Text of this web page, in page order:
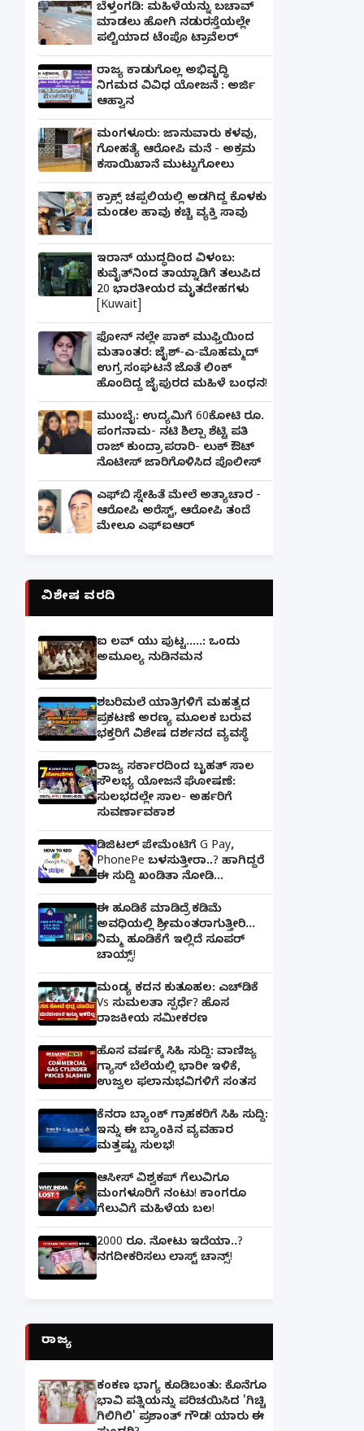
ಬೆಳ್ತಂಗಡಿ: ಮಹಿಳೆಯನ್ನು ಬಚಾವ್
ಮಾಡಲು ಹೋಗಿ ನಡುರಸ್ತೆಯಲ್ಲೇ
ಪಲ್ಟಿಯಾದ ಟೆಂಪೊ ಟ್ರಾವೆಲರ್
ರಾಜ್ಯ ಕಾಡುಗೊಲ್ಲ ಅಭಿವೃದ್ಧಿ
ನಿಗಮದ ವಿವಿಧ ಯೋಜನೆ : ಅರ್ಜಿ
ಆಹ್ವಾನ
ಮಂಗಳೂರು: ಜಾನುವಾರು ಕಳವು,
ಗೋಹತ್ಯೆ ಆರೋಪಿ ಮನೆ - ಅಕ್ರಮ
ಕಸಾಯಿಖಾನೆ ಮುಟ್ಟುಗೋಲು
ಕ್ರಾಕ್ಸ್ ಚಪ್ಪಲಿಯಲ್ಲಿ ಅಡಗಿದ್ದ ಕೊಳಕು
ಮಂಡಲ ಹಾವು ಕಚ್ಚಿ ವ್ಯಕ್ತಿ ಸಾವು
ಇರಾನ್ ಯುದ್ಧದಿಂದ ವಿಳಂಬ:
ಕುವೈತ್‌ನಿಂದ ತಾಯ್ನಾಡಿಗೆ ತಲುಪಿದ
20 ಭಾರತೀಯರ ಮೃತದೇಹಗಳು
[Kuwait]
ಫೋನ್ ನಲ್ಲೇ ಪಾಕ್ ಮುಫ್ತಿಯಿಂದ
ಮತಾಂತರ: ಜೈಶ್-ಎ-ಮೊಹಮ್ಮದ್
ಉಗ್ರ ಸಂಘಟನೆ ಜೊತೆ ಲಿಂಕ್
ಹೊಂದಿದ್ದ ಜೈಪುರದ ಮಹಿಳೆ ಬಂಧನ!
ಮುಂಬೈ: ಉದ್ಯಮಿಗೆ 60ಕೋಟಿ ರೂ.
ಪಂಗನಾಮ- ನಟಿ ಶಿಲ್ಪಾ ಶೆಟ್ಟಿ ಪತಿ
ರಾಜ್ ಕುಂದ್ರಾ ಪರಾರಿ- ಲುಕ್ ಔಟ್
ನೊಟೀಸ್ ಜಾರಿಗೊಳಿಸಿದ ಪೊಲೀಸ್
ಎಫ್‌ಬಿ ಸ್ನೇಹಿತೆ ಮೇಲೆ ಅತ್ಯಾಚಾರ -
ಆರೋಪಿ ಅರೆಸ್ಟ್, ಆರೋಪಿ ತಂದೆ
ಮೇಲೂ ಎಫ್ಐಆರ್
ವಿಶೇಷ ವರದಿ
ಐ ಲವ್ ಯು ಪುಟ್ಟ.....: ಒಂದು
ಅಮೂಲ್ಯ ನುಡಿನಮನ
ಶಬರಿಮಲೆ ಯಾತ್ರಿಗಳಿಗೆ ಮಹತ್ವದ
ಪ್ರಕಟಣೆ ಅರಣ್ಯ ಮೂಲಕ ಬರುವ
ಭಕ್ತರಿಗೆ ವಿಶೇಷ ದರ್ಶನದ ವ್ಯವಸ್ಥೆ
ರಾಜ್ಯ ಸರ್ಕಾರದಿಂದ ಬೃಹತ್ ಸಾಲ
ಸೌಲಭ್ಯ ಯೋಜನೆ ಘೋಷಣೆ:
ಸುಲಭದಲ್ಲೇ ಸಾಲ- ಅರ್ಹರಿಗೆ
ಸುವರ್ಣಾವಕಾಶ
ಡಿಜಿಟಲ್ ಪೇಮೆಂಟಿಗೆ G Pay,
PhonePe ಬಳಸುತ್ತೀರಾ..? ಹಾಗಿದ್ದರೆ
ಈ ಸುದ್ದಿ ಖಂಡಿತಾ ನೋಡಿ...
ಈ ಹೂಡಿಕೆ ಮಾಡಿದ್ರೆ ಕಡಿಮೆ
ಅವಧಿಯಲ್ಲಿ ಶ್ರೀಮಂತರಾಗುತ್ತೀರಿ...
ನಿಮ್ಮ ಹೂಡಿಕೆಗೆ ಇಲ್ಲಿದೆ ಸೂಪರ್
ಚಾಯ್ಸ್‌!
ಮಂಡ್ಯ ಕದನ ಕುತೂಹಲ: ಎಚ್‌ಡಿಕೆ
Vs ಸುಮಲತಾ ಸ್ಪರ್ಧೆ? ಹೊಸ
ರಾಜಕೀಯ ಸಮೀಕರಣ
ಹೊಸ ವರ್ಷಕ್ಕೆ ಸಿಹಿ ಸುದ್ದಿ: ವಾಣಿಜ್ಯ
ಗ್ಯಾಸ್‌ ಬೆಲೆಯಲ್ಲಿ ಭಾರೀ ಇಳಿಕೆ,
ಉಜ್ವಲ ಫಲಾನುಭವಿಗಳಿಗೆ ಸಂತಸ
ಕೆನರಾ ಬ್ಯಾಂಕ್‌ ಗ್ರಾಹಕರಿಗೆ ಸಿಹಿ ಸುದ್ದಿ:
ಇನ್ನು ಈ ಬ್ಯಾಂಕಿನ ವ್ಯವಹಾರ
ಮತ್ತಷ್ಟು ಸುಲಭ!
ಆಸೀಸ್ ವಿಶ್ವಕಪ್ ಗೆಲುವಿಗೂ
ಮಂಗಳೂರಿಗೆ ನಂಟು! ಕಾಂಗರೂ
ಗೆಲುವಿಗೆ ಮಹಿಳೆಯ ಬಲ!
2000 ರೂ. ನೋಟು ಇದೆಯಾ..?
ನಗದೀಕರಿಸಲು ಲಾಸ್ಟ್‌ ಚಾನ್ಸ್‌!
ರಾಜ್ಯ
ಕಂಕಣ ಭಾಗ್ಯ ಕೂಡಿಬಂತು: ಕೊನೆಗೂ
ಭಾವಿ ಪತ್ನಿಯನ್ನು ಪರಿಚಯಿಸಿದ 'ಗಿಚ್ಚಿ
ಗಿಲಿಗಿಲಿ' ಪ್ರಶಾಂತ್ ಗೌಡ! ಯಾರು ಈ